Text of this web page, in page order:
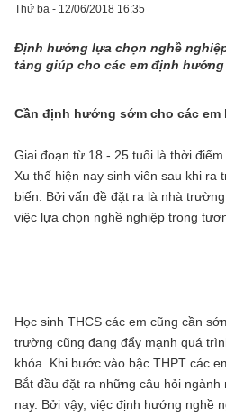
Thứ ba - 12/06/2018 16:35
Định hướng lựa chọn nghề
tảng giúp cho các em định
Cần định hướng sớm cho các em
Giai đoạn từ 18 - 25 tuổi là thời
Xu thế hiện nay sinh viên sau khi
biến. Bởi vấn đề đặt ra là nhà
việc lựa chọn nghề nghiệp trong
Học sinh THCS các em cũng cần
trường cũng đang đẩy mạnh quá
khóa. Khi bước vào bậc THPT các
Bắt đầu đặt ra những câu hỏi
nay. Bởi vậy, việc định hướng nghề